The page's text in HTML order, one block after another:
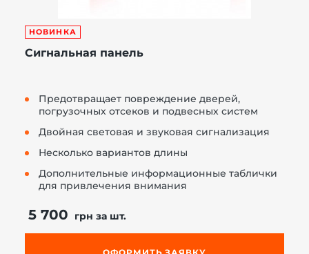
НОВИНКА
Сигнальная панель
Предотвращает повреждение дверей,
погрузочных отсеков и подвесных систем
Двойная световая и звуковая сигнализация
Несколько вариантов длины
Дополнительные информационные таблички
для привлечения внимания
5 700 грн за шт.